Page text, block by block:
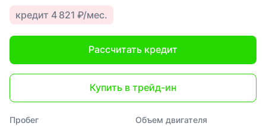
кредит 4 821 ₽/мес.
Рассчитать кредит
Купить в трейд-ин
Пробег Объем двигателя